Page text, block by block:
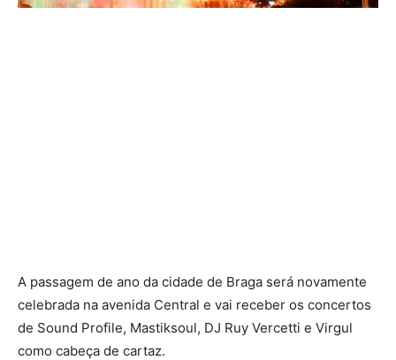
A passagem de ano da cidade de Braga será novamente
celebrada na avenida Central e vai receber os concertos
de Sound Profile, Mastiksoul, DJ Ruy Vercetti e Virgul
como cabeça de cartaz.